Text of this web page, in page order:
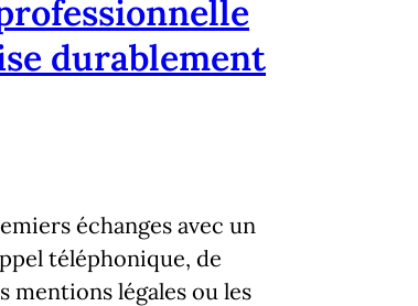
durablement
échanges avec un
téléphonique, de
légales ou les